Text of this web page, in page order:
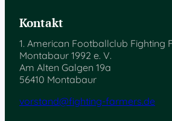
Kontakt
1. American Footballclub Fighting
Montabaur 1992 e. V.
Am Alten Galgen 19a
56410 Montabaur
vorstand@fighting-farmers.de